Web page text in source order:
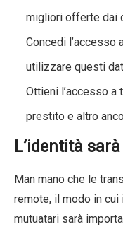
migliori offerte dai
Concedi l’accesso
utilizzare questi
Ottieni l’accesso
prestito e altro
L’identità
Man mano che le
remote, il modo in cui
mutuatari sarà